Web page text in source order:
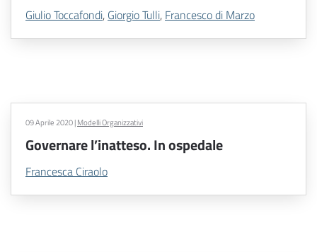
Giulio Toccafondi, Giorgio Tulli, Francesco di Marzo
09 Aprile 2020|Modelli Organizzativi
Governare l’inatteso. In ospedale
Francesca Ciraolo